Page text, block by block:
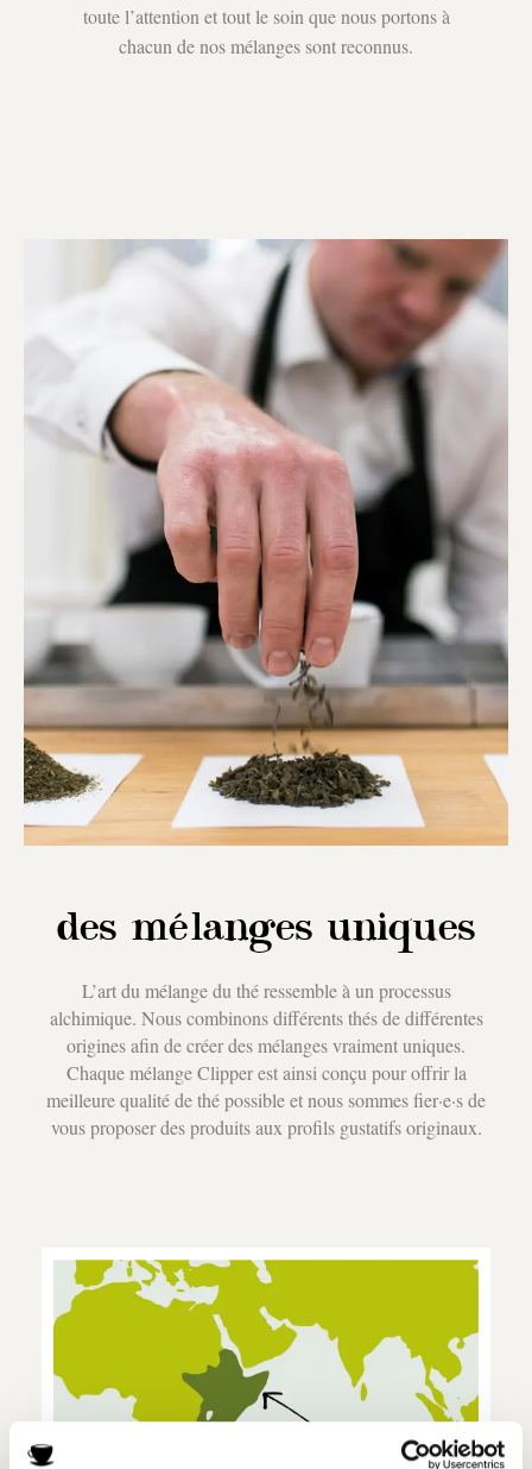
toute l’attention et tout le soin que nous portons à
chacun de nos mélanges sont reconnus.
des mélanges uniques
L’art du mélange du thé ressemble à un processus
alchimique. Nous combinons différents thés de différentes
origines afin de créer des mélanges vraiment uniques.
Chaque mélange Clipper est ainsi conçu pour offrir la
meilleure qualité de thé possible et nous sommes fier·e·s de
vous proposer des produits aux profils gustatifs originaux.